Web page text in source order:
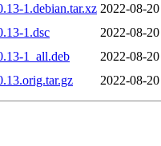
1.debian.tar.xz 2022-08-
1.dsc
2022-08-
1_all.deb
2022-08-
2022-08-